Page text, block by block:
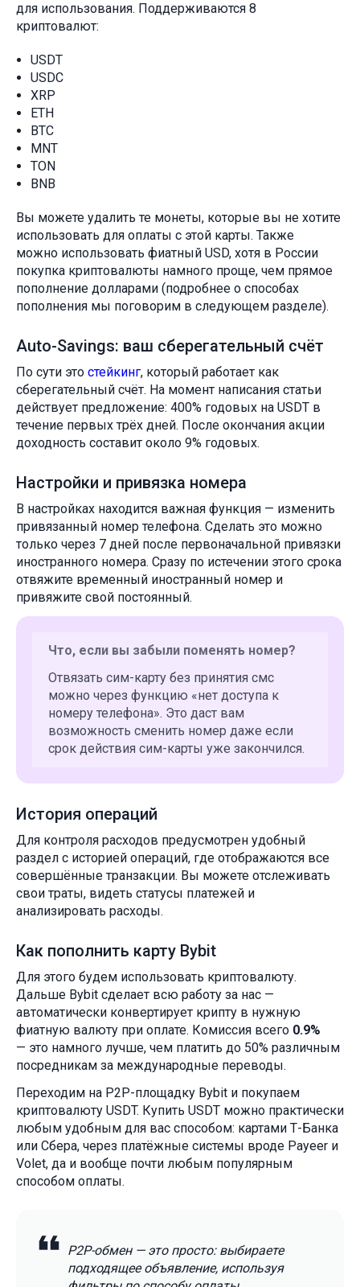
для использования. Поддерживаются 8
криптовалют:
USDT
USDC
XRP
ETH
BTC
MNT
TON
BNB
Вы можете удалить те монеты, которые вы не хотите
использовать для оплаты с этой карты. Также
можно использовать фиатный USD, хотя в России
покупка криптовалюты намного проще, чем прямое
пополнение долларами (подробнее о способах
пополнения мы поговорим в следующем разделе).
Auto-Savings: ваш сберегательный счёт
По сути это стейкинг, который работает как
сберегательный счёт. На момент написания статьи
действует предложение: 400% годовых на USDT в
течение первых трёх дней. После окончания акции
доходность составит около 9% годовых.
Настройки и привязка номера
В настройках находится важная функция — изменить
привязанный номер телефона. Сделать это можно
только через 7 дней после первоначальной привязки
иностранного номера. Сразу по истечении этого срока
отвяжите временный иностранный номер и
привяжите свой постоянный.
Что, если вы забыли поменять номер?
Отвязать сим-карту без принятия смс
можно через функцию «нет доступа к
номеру телефона». Это даст вам
возможность сменить номер даже если
срок действия сим-карты уже закончился.
История операций
Для контроля расходов предусмотрен удобный
раздел с историей операций, где отображаются все
совершённые транзакции. Вы можете отслеживать
свои траты, видеть статусы платежей и
анализировать расходы.
Как пополнить карту Bybit
Для этого будем использовать криптовалюту.
Дальше Bybit сделает всю работу за нас —
автоматически конвертирует крипту в нужную
фиатную валюту при оплате. Комиссия всего 0.9%
— это намного лучше, чем платить до 50% различным
посредникам за международные переводы.
Переходим на P2P-площадку Bybit и покупаем
криптовалюту USDT. Купить USDT можно практически
любым удобным для вас способом: картами Т-Банка
или Сбера, через платёжные системы вроде Payeer и
Volet, да и вообще почти любым популярным
способом оплаты.
P2P-обмен — это просто: выбираете
подходящее объявление, используя